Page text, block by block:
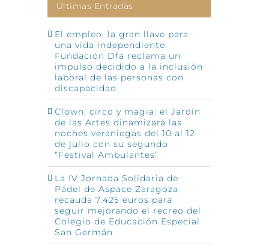
Últimas Entradas
El empleo, la gran llave para
una vida independiente:
Fundación Dfa reclama un
impulso decidido a la inclusión
laboral de las personas con
discapacidad
Clown, circo y magia: el Jardín
de las Artes dinamizará las
noches veraniegas del 10 al 12
de julio con su segundo
“Festival Ambulantes”
La IV Jornada Solidaria de
Pádel de Aspace Zaragoza
recauda 7.425 euros para
seguir mejorando el recreo del
Colegio de Educación Especial
San Germán